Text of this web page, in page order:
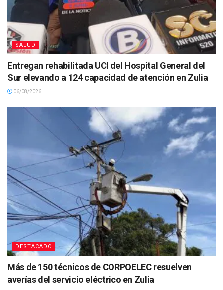
SALUD
Entregan rehabilitada UCI del Hospital General del
Sur elevando a 124 capacidad de atención en Zulia
06/08/2026
DESTACADO
Más de 150 técnicos de CORPOELEC resuelven
averías del servicio eléctrico en Zulia